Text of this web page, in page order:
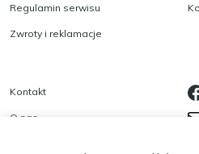
Regulamin serwisu
Zwroty i reklamacje
Kontakt
O nas